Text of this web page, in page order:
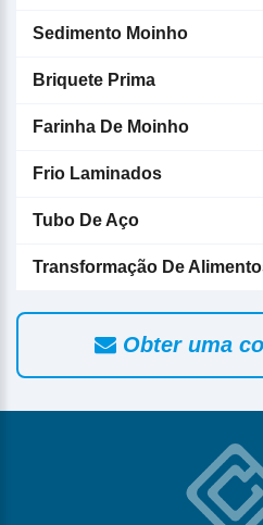
Sedimento Moinho
Briquete Prima
Farinha De Moinho
Frio Laminados
Tubo De Aço
Transformação De
Obter uma